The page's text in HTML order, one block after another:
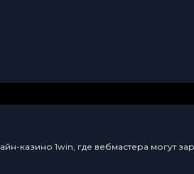
казино 1win, где вебмастера могут